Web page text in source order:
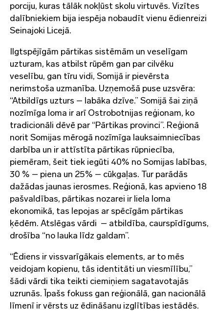
porciju, kuras tālāk nokļūst skolu virtuvēs. Vizītes
dalībniekiem bija iespēja nobaudīt vienu ēdienreizi
Seinajoki Licejā.
Ilgtspējīgām pārtikas sistēmām un veselīgam
uzturam, kas atbilst rūpēm gan par cilvēku
veselību, gan tīru vidi, Somijā ir pievērsta
nerimstoša uzmanība. Uzņemošā puse uzsvēra:
“Atbildīgs uzturs – labāka dzīve.” Somijā šai ziņā
nozīmīga loma ir arī Ostrobotnijas reģionam, ko
tradicionāli dēvē par “Pārtikas provinci”. Reģionā
norit Somijas mērogā nozīmīga lauksaimniecības
darbība un ir attīstīta pārtikas rūpniecība,
piemēram, šeit tiek iegūti 40% no Somijas labības,
30 % – piena un 25% – cūkgaļas. Tur parādās
dažādas jaunas ierosmes. Reģionā, kas apvieno 18
pašvaldības, pārtikas nozarei ir liela loma
ekonomikā, tas lepojas ar spēcīgām pārtikas
ķēdēm. Atslēgas vārdi – atbildība, caurspīdīgums,
drošība “no lauka līdz galdam”.
“Ēdiens ir vissvarīgākais elements, ar to mēs
veidojam kopienu, tās identitāti un viesmīlību,”
šādi vārdi tika teikti ciemiņiem sagatavotajās
uzrunās. Īpašs fokuss gan reģionālā, gan nacionālā
līmenī ir vērsts uz ēdināšanu izglītības iestādēs.